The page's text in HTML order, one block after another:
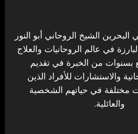
الشيخ الروحاني أبو النور
في عالم الروحانيات والعلاج
بسنوات من الخبرة في تقديم
والاستشارات للأفراد الذين
مختلفة في حياتهم الشخصية
والعائلية.